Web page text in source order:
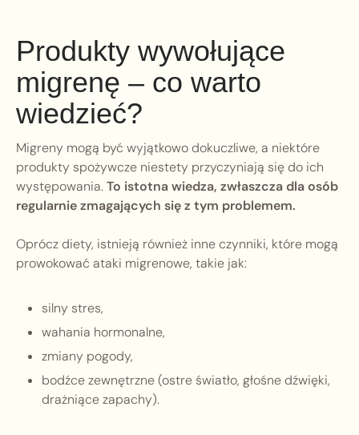
Produkty wywołujące
migrenę – co warto
wiedzieć?
Migreny mogą być wyjątkowo dokuczliwe, a niektóre
produkty spożywcze niestety przyczyniają się do ich
występowania.To istotna wiedza, zwłaszcza dla osób
regularnie zmagających się z tym problemem.
Oprócz diety, istnieją również inne czynniki, które mogą
prowokować ataki migrenowe, takie jak:
silny stres,
wahania hormonalne,
zmiany pogody,
bodźce zewnętrzne (ostre światło, głośne dźwięki,
drażniące zapachy).